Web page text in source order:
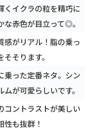
くイクラの粒を精巧に
な赤色が目立って◎。
感がリアル！脂の乗っ
そります。
乗った定番ネタ。シン
が可愛らしいです。
コントラストが美しい
も抜群！